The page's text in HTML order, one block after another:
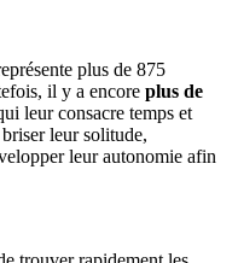
plus de 875
il y a encore plus de
leur consacre temps et
leur solitude,
leur autonomie afin